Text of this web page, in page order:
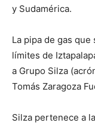
y Sudamérica.
La pipa de gas
límites de
a Grupo Silza
Tomás Zaragoza
Silza pertenece a